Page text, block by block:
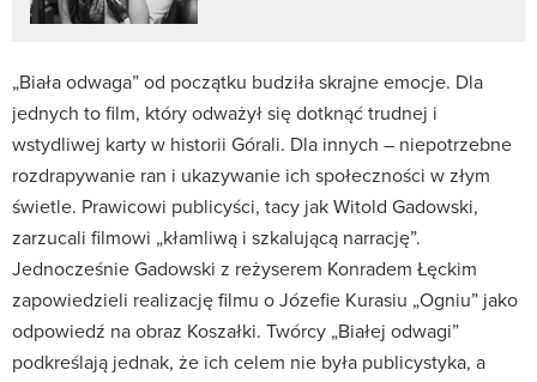
„Biała odwaga” od początku budziła skrajne emocje. Dla
jednych to film, który odważył się dotknąć trudnej i
wstydliwej karty w historii Górali. Dla innych – niepotrzebne
rozdrapywanie ran i ukazywanie ich społeczności w złym
świetle. Prawicowi publicyści, tacy jak Witold Gadowski,
zarzucali filmowi „kłamliwą i szkalującą narrację”.
Jednocześnie Gadowski z reżyserem Konradem Łęckim
zapowiedzieli realizację filmu o Józefie Kurasiu „Ogniu” jako
odpowiedź na obraz Koszałki. Twórcy „Białej odwagi”
podkreślają jednak, że ich celem nie była publicystyka, a